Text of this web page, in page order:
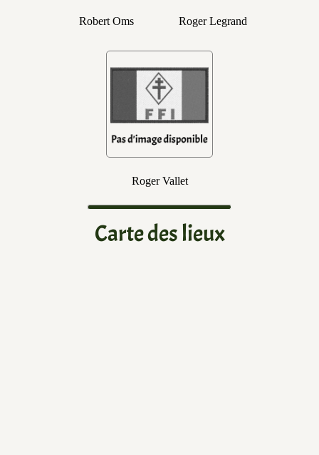
Robert Oms Roger Legrand
Roger Vallet
Carte des lieux